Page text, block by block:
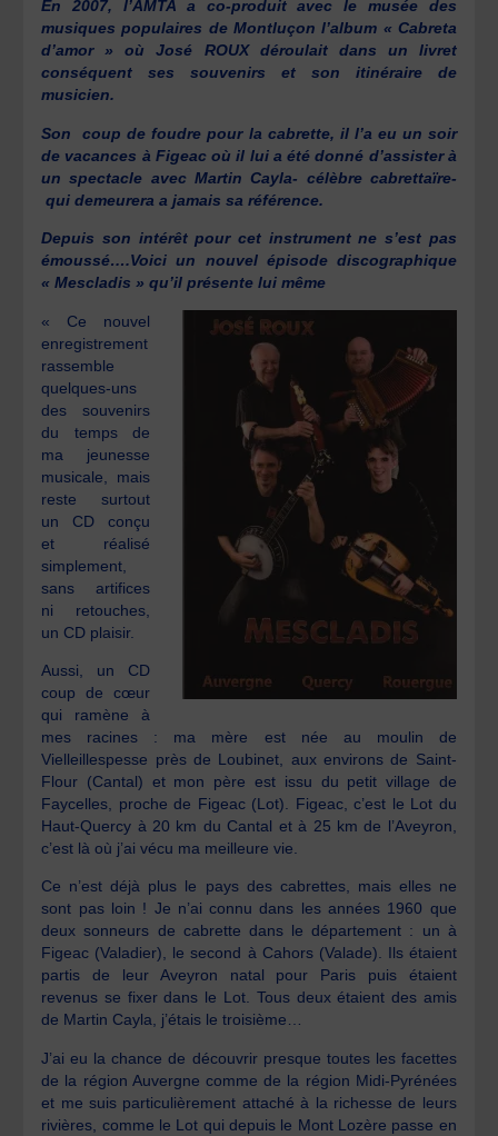
En 2007, l’AMTA a co-produit avec le musée des
musiques populaires de Montluçon l’album « Cabreta
d’amor » où José ROUX déroulait dans un livret
conséquent ses souvenirs et son itinéraire de
musicien.
Son coup de foudre pour la cabrette, il l’a eu un soir
de vacances à Figeac où il lui a été donné d’assister à
un spectacle avec Martin Cayla- célèbre cabrettaïre-
qui demeurera a jamais sa référence.
Depuis son intérêt pour cet instrument ne s’est pas
émoussé….Voici un nouvel épisode discographique
« Mescladis » qu’il présente lui même
« Ce nouvel
enregistrement
rassemble
quelques-uns
des souvenirs
du temps de
ma jeunesse
musicale, mais
reste surtout
un CD conçu
et réalisé
simplement,
sans artifices
ni retouches,
un CD plaisir.
Aussi, un CD
coup de cœur
qui ramène à
mes racines : ma mère est née au moulin de
Vielleillespesse près de Loubinet, aux environs de Saint-
Flour (Cantal) et mon père est issu du petit village de
Faycelles, proche de Figeac (Lot). Figeac, c’est le Lot du
Haut-Quercy à 20 km du Cantal et à 25 km de l’Aveyron,
c’est là où j’ai vécu ma meilleure vie.
Ce n’est déjà plus le pays des cabrettes, mais elles ne
sont pas loin ! Je n’ai connu dans les années 1960 que
deux sonneurs de cabrette dans le département : un à
Figeac (Valadier), le second à Cahors (Valade). Ils étaient
partis de leur Aveyron natal pour Paris puis étaient
revenus se fixer dans le Lot. Tous deux étaient des amis
de Martin Cayla, j’étais le troisième…
J’ai eu la chance de découvrir presque toutes les facettes
de la région Auvergne comme de la région Midi-Pyrénées
et me suis particulièrement attaché à la richesse de leurs
rivières, comme le Lot qui depuis le Mont Lozère passe en